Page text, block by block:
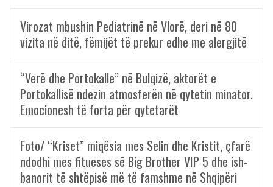
Virozat mbushin Pediatrinë në Vlorë, deri në 80
vizita në ditë, fëmijët të prekur edhe me alergjitë
“Verë dhe Portokalle” në Bulqizë, aktorët e
Portokallisë ndezin atmosferën në qytetin minator.
Emocionesh të forta për qytetarët
Foto/ “Kriset” miqësia mes Selin dhe Kristit, çfarë
ndodhi mes fitueses së Big Brother VIP 5 dhe ish-
banorit të shtëpisë më të famshme në Shqipëri